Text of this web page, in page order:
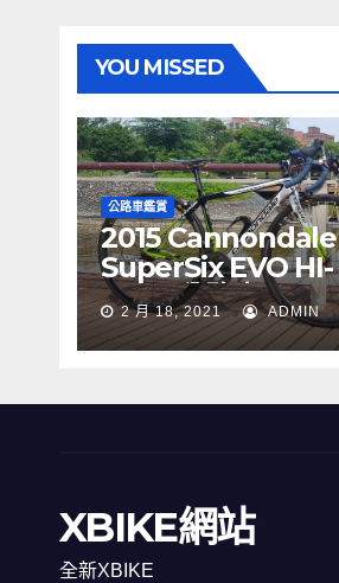
YOU MISSED
公路車鑑賞
2015 Cannondale
SuperSix EVO HI-
MOD 公路車
2 月 18, 2021 ADMIN
XBIKE網站
全新XBIKE